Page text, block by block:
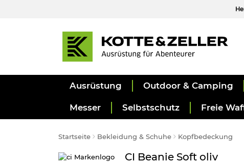
Ausrüstung Outdoor & Camping
Messer Selbstschutz Freie
Startseite Bekleidung & Schuhe Kopfbedeckung
CI Beanie Soft oliv